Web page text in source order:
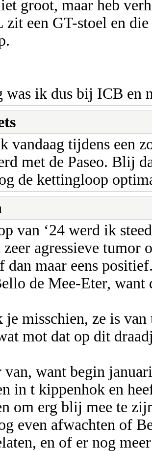
groot, maar heb
zit een GT-stoel en
was ik dus bij ICB en
vandaag tijdens een
met de Paseo. Blij
de kettingloop
van ‘24 werd ik
zeer agressieve tumor
maar eens
de Mee-Eter, want
je misschien, ze is
mot dat op dit
van, want begin
in t kippenhok en
om erg blij mee te
even afwachten of
en of er nog